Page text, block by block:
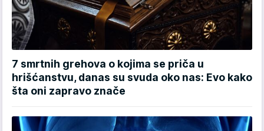
7 smrtnih grehova o kojima se priča u
hrišćanstvu, danas su svuda oko nas: Evo kako
šta oni zapravo znače